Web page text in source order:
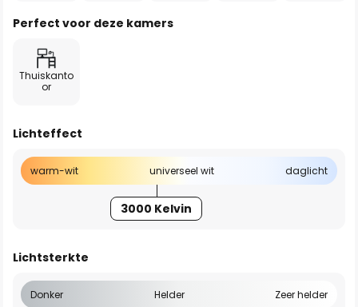
Perfect voor deze kamers
Thuiskanto
or
Lichteffect
warm-wit universeel wit daglicht
3000 Kelvin
Lichtsterkte
Donker Helder Zeer helder